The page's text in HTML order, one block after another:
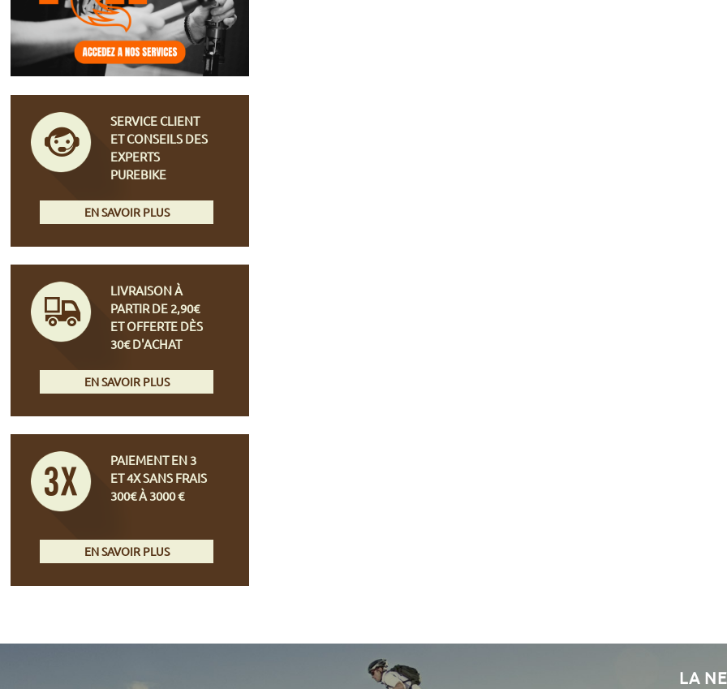
SERVICE CLIENT
ET CONSEILS DES
EXPERTS
PUREBIKE
EN SAVOIR PLUS
LIVRAISON À
PARTIR DE 2,90€
ET OFFERTE DÈS
30€ D'ACHAT
EN SAVOIR PLUS
PAIEMENT EN 3
ET 4X SANS FRAIS
300€ À 3000 €
EN SAVOIR PLUS
LA